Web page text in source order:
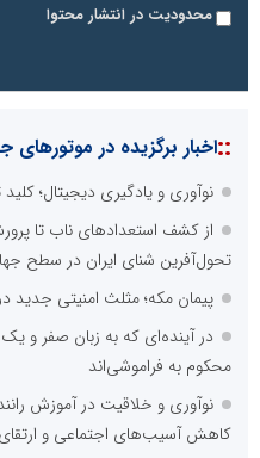
محدودیت در انتشار محتوا
::اخبار برگزیده در
نوآوری و یادگیری دیجیتال؛
از کشف استعدادهای ناب تا
تحول‌آفرین شنای ایران در سطح
پیمان مکه؛ مثلث امنیتی جدید
در آینده‌ای که به زبان صفر و
محکوم به فراموشی‌اند
نوآوری و خلاقیت در آموزش
کاهش آسیب‌های اجتماعی و